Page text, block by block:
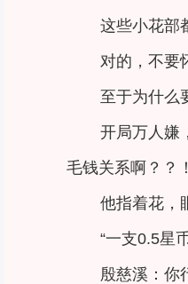
这些小花部
对的，不要
至于为什么
开局万人嫌
毛钱关系啊？？
他指着花，
“一支0.5星
殷慈溪：你